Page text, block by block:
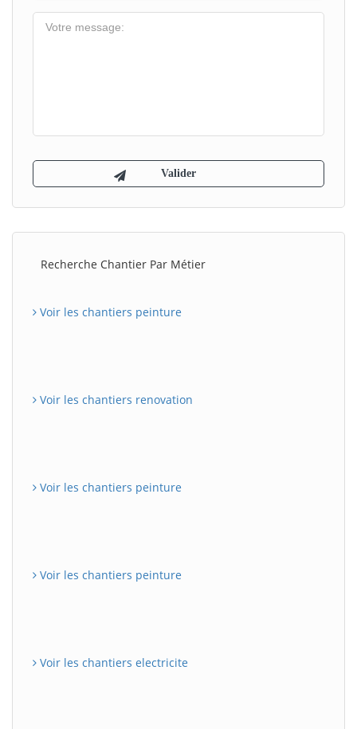
Recherche Chantier Par Métier
Voir les chantiers peinture
Voir les chantiers renovation
Voir les chantiers peinture
Voir les chantiers peinture
Voir les chantiers electricite